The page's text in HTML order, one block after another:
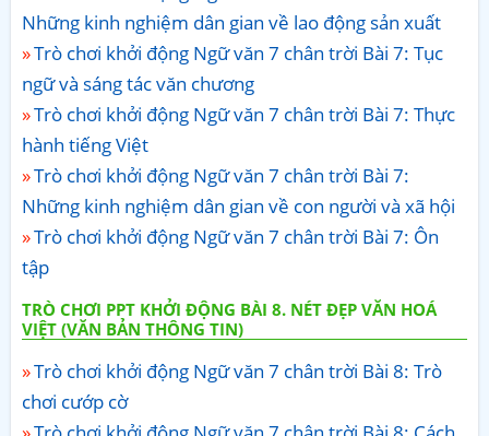
Những kinh nghiệm dân gian về lao động sản xuất
Trò chơi khởi động Ngữ văn 7 chân trời Bài 7: Tục
ngữ và sáng tác văn chương
Trò chơi khởi động Ngữ văn 7 chân trời Bài 7: Thực
hành tiếng Việt
Trò chơi khởi động Ngữ văn 7 chân trời Bài 7:
Những kinh nghiệm dân gian về con người và xã hội
Trò chơi khởi động Ngữ văn 7 chân trời Bài 7: Ôn
tập
TRÒ CHƠI PPT KHỞI ĐỘNG BÀI 8. NÉT ĐẸP VĂN HOÁ
VIỆT (VĂN BẢN THÔNG TIN)
Trò chơi khởi động Ngữ văn 7 chân trời Bài 8: Trò
chơi cướp cờ